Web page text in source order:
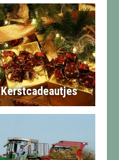
Kerstcadeautjes